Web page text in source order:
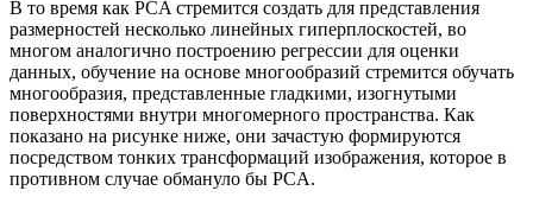
В то время как PCA стремится создать для представления
размерностей несколько линейных гиперплоскостей, во
многом аналогично построению регрессии для оценки
данных, обучение на основе многообразий стремится обучать
многообразия, представленные гладкими, изогнутыми
поверхностями внутри многомерного пространства. Как
показано на рисунке ниже, они зачастую формируются
посредством тонких трансформаций изображения, которое в
противном случае обмануло бы PCA.